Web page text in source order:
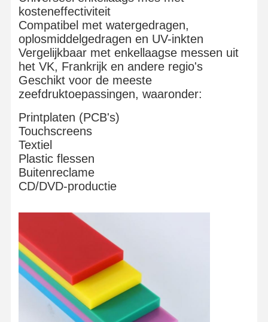
kosteneffectiviteit
Compatibel met watergedragen,
oplosmiddelgedragen en UV-inkten
Vergelijkbaar met enkellaagse messen uit
het VK, Frankrijk en andere regio's
Geschikt voor de meeste
zeefdruktoepassingen, waaronder:
Printplaten (PCB's)
Touchscreens
Textiel
Plastic flessen
Buitenreclame
CD/DVD-productie